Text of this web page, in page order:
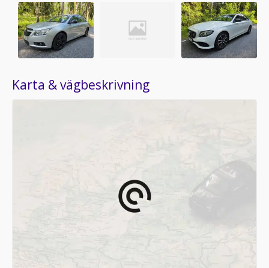
Karta & vägbeskrivning